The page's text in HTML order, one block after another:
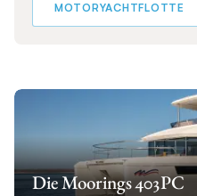
MOTORYACHTFLOTTE
Die Moorings 403PC